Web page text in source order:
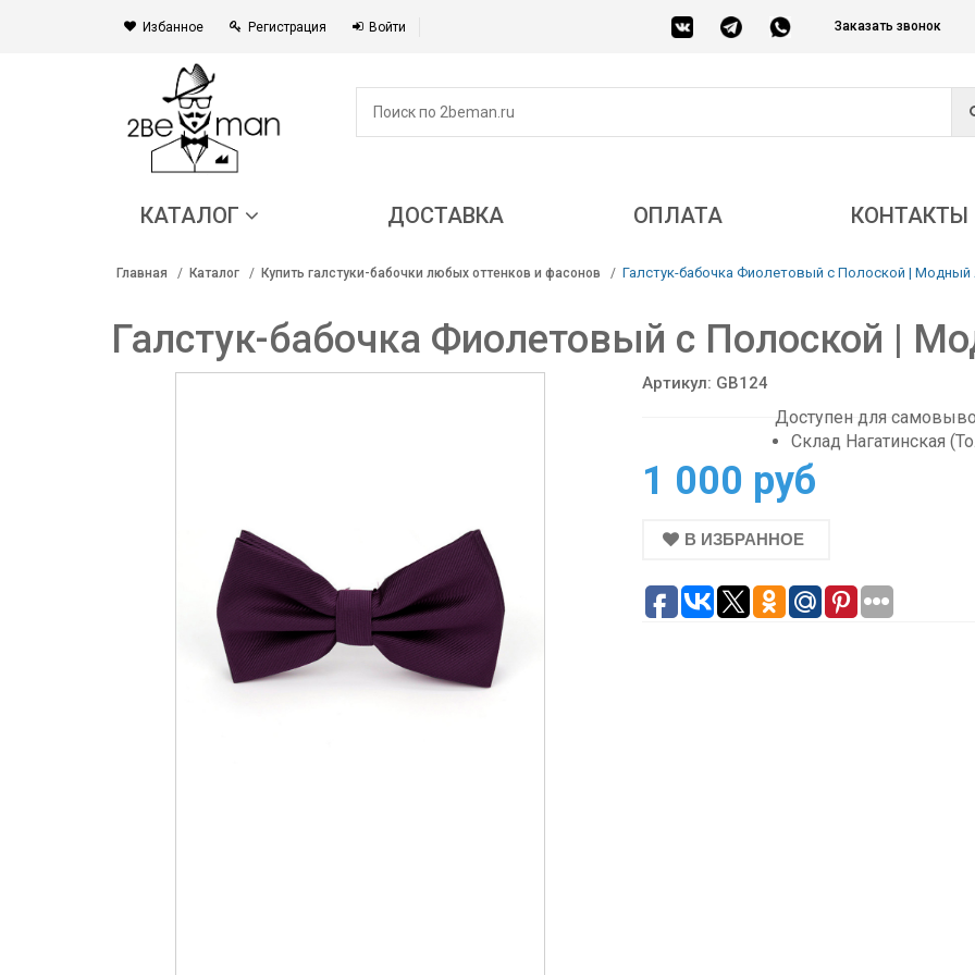
Избанное Регистрация Войти Заказать звонок
КАТАЛОГ ДОСТАВКА ОПЛАТА КОНТАКТЫ
Главная Каталог Купить галстуки-бабочки любых оттенков и фасонов Галстук-бабочка Фиолетовый с Полоской | Модный
Галстук-бабочка Фиолетовый с Полоской |
Артикул: GB124
Доступен для
Склад Нагатинская
1 000 руб
В ИЗБРАННОЕ